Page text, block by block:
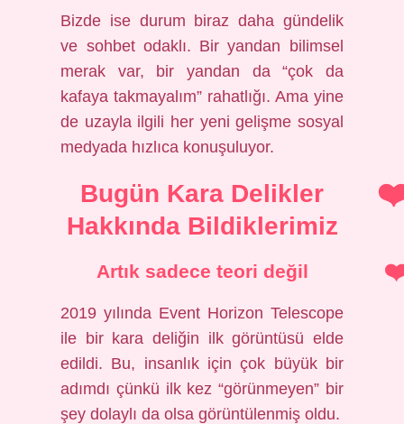
Bizde ise durum biraz daha gündelik
ve sohbet odaklı. Bir yandan bilimsel
merak var, bir yandan da “çok da
kafaya takmayalım” rahatlığı. Ama yine
de uzayla ilgili her yeni gelişme sosyal
medyada hızlıca konuşuluyor.
Bugün Kara Delikler
Hakkında Bildiklerimiz
Artık sadece teori değil
2019 yılında Event Horizon Telescope
ile bir kara deliğin ilk görüntüsü elde
edildi. Bu, insanlık için çok büyük bir
adımdı çünkü ilk kez “görünmeyen” bir
şey dolaylı da olsa görüntülenmiş oldu.